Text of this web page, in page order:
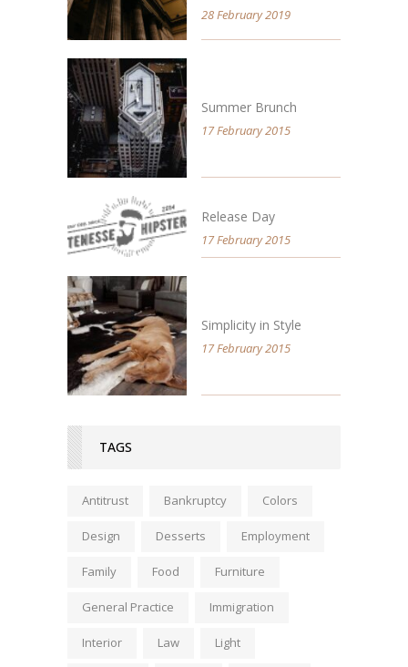
28 February 2019
Summer Brunch
17 February 2015
Release Day
17 February 2015
Simplicity in Style
17 February 2015
TAGS
Antitrust Bankruptcy Colors
Design Desserts Employment
Family Food Furniture
General Practice Immigration
Interior Law Light